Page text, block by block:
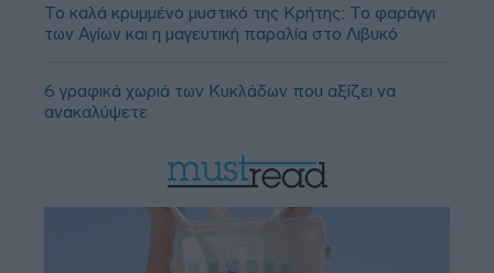
Το καλά κρυμμένο μυστικό της Κρήτης: Το φαράγγι
των Αγίων και η μαγευτική παραλία στο Λιβυκό
6 γραφικά χωριά των Κυκλάδων που αξίζει να
ανακαλύψετε